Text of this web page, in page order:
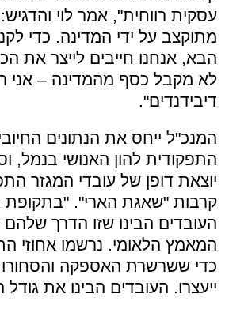
עסקית רווחית", אמר לוי
מתוקצב על ידי המדינה. כדי
הבא, אנחנו חייבים לייצר את
לא מקבל כסף מהמדינה – אני
דיבידנדים".
המנכ"ל ייחס את הנתונים
התפקודית להון האנושי בנמל,
יוצאת דופן של עובדי המגזר
קרבות "שאגת הארי".
העובדים הבינו שזו הדרך
כדי ששרשרת האספקה
ייעצרו. העובדים הבינו את